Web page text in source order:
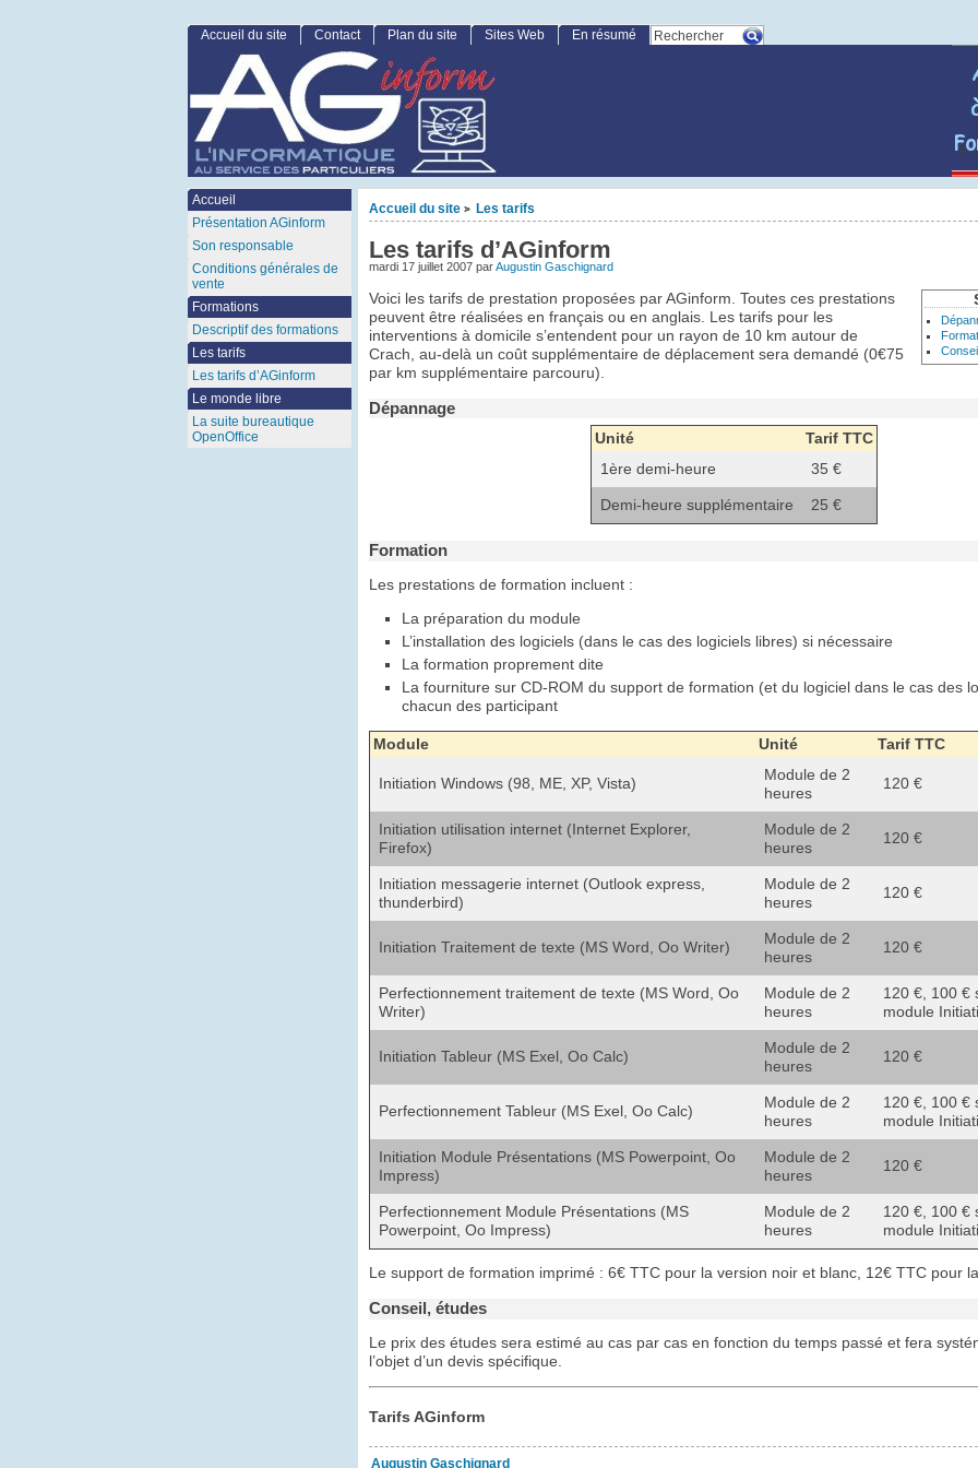
Accueil du site > Les tarifs
Les tarifs d’AGinform
mardi 17 juillet 2007 parAugustin Gaschignard
Voici les tarifs de prestation proposées par AGinform. Toutes ces prestations
peuvent être réalisées en français ou en anglais. Les tarifs pour les
interventions à domicile s’entendent pour un rayon de 10 km autour de
Crach, au-delà un coût supplémentaire de déplacement sera demandé (0€75
par km supplémentaire parcouru).
Dépannage
Unité
Tarif TTC
1ère demi-heure
35 €
Demi-heure supplémentaire 25 €
Formation
Les prestations de formation incluent :
La préparation du module
L’installation des logiciels (dans le cas des logiciels libres) si nécessaire
La formation proprement dite
La fourniture sur CD-ROM du support de formation (et du logiciel dans le cas des
chacun des participant
Module Unité Tarif TTC
Initiation Windows (98, ME, XP, Vista)
Module de 2
heures
120 €
Initiation utilisation internet (Internet Explorer,
Firefox)
Module de 2
heures
120 €
Initiation messagerie internet (Outlook express,
thunderbird)
Module de 2
heures
120 €
Initiation Traitement de texte (MS Word, Oo Writer)
Module de 2
heures
120 €
Perfectionnement traitement de texte (MS Word, Oo
Writer)
Module de 2
heures
120 €, 100 €
module
Initiation Tableur (MS Exel, Oo Calc)
Module de 2
heures
120 €
Perfectionnement Tableur (MS Exel, Oo Calc)
Module de 2
heures
120 €, 100 €
module
Initiation Module Présentations (MS Powerpoint, Oo
Impress)
Module de 2
heures
120 €
Perfectionnement Module Présentations (MS
Powerpoint, Oo Impress)
Module de 2
heures
120 €, 100 €
module
Le support de formation imprimé : 6€ TTC pour la version noir et blanc, 12€ TTC pour
Conseil, études
Le prix des études sera estimé au cas par cas en fonction du temps passé et fera
l’objet d’un devis spécifique.
Tarifs AGinform
Augustin Gaschignard
Accueil du site Contact Plan du site Sites Web En résumé
Accueil
Présentation AGinform
Son responsable
Conditions générales de
vente
Formations
Descriptif des formations
Les tarifs
Les tarifs d’AGinform
Le monde libre
La suite bureautique
OpenOffice